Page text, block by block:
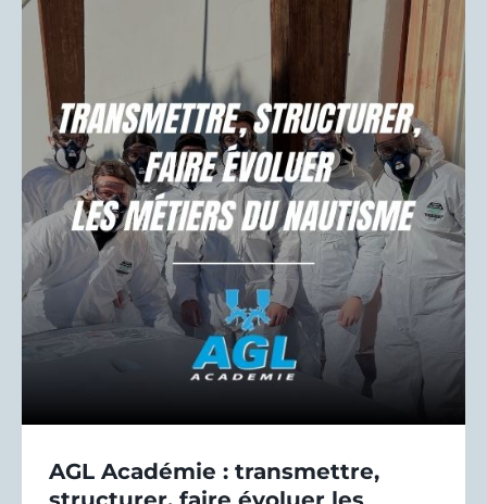
AGL Académie : transmettre,